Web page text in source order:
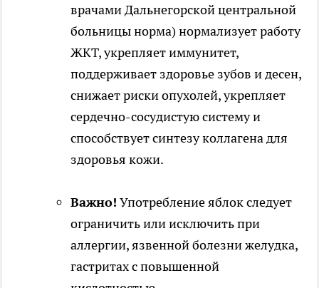
врачами Дальнегорской центральной
больницы норма) нормализует работу
ЖКТ, укрепляет иммунитет,
поддерживает здоровье зубов и десен,
снижает риски опухолей, укрепляет
сердечно-сосудистую систему и
способствует синтезу коллагена для
здоровья кожи.
Важно! Употребление яблок следует
ограничить или исключить при
аллергии, язвенной болезни желудка,
гастритах с повышенной